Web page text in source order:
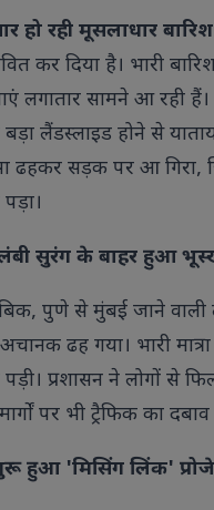
हो रही मूसलाधार बारिश
कर दिया है। भारी
लगातार सामने आ रही
लैंडस्लाइड होने से
ढहकर सड़क पर आ गिरा,
लंबी सुरंग के बाहर हुआ
पुणे से मुंबई जाने
ढह गया। भारी
पड़ी। प्रशासन ने लोगों से
पर भी ट्रैफिक का
हुआ 'मिसिंग लिंक'
रॉयल एस्कॉट 2026 में
शाही अंदाज, हेनरी कैविल
बटोरी सुर्खियां ऑफ-व्हाइट
आउटफिट, विंटेज हैट और
ध्यान खींचा